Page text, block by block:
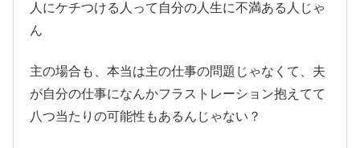
人にケチつける人って自分の人生に不満ある人じゃ
ん
主の場合も、本当は主の仕事の問題じゃなくて、夫
が自分の仕事になんかフラストレーション抱えてて
八つ当たりの可能性もあるんじゃない？